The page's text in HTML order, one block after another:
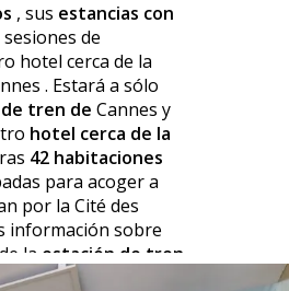
, sus estancias con
de
hotel cerca de la
. Estará a sólo
tren de Cannes y
hotel cerca de la
42 habitaciones
para acoger a
por la Cité des
información sobre
la estación de tren
la recepción.